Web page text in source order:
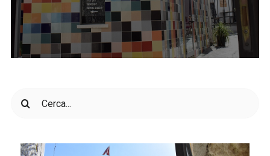
per: